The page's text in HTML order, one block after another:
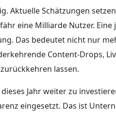
Aktuelle Schätzungen
eine Milliarde Nutzer.
Das bedeutet nicht nur
Content-Drops,
lassen.
Jahr weiter zu
eingesetzt. Das ist